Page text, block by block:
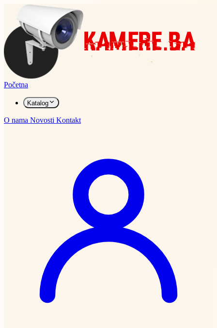
Početna
Katalog
O nama Novosti Kontakt